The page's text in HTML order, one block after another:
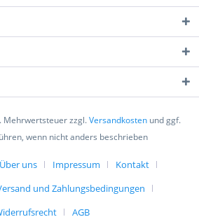
zu. *
Felder sind Pflichtfelder.
Mehrwertsteuer zzgl.Versandkosten und ggf.
wenn nicht anders beschrieben
Über uns Impressum
Kontakt
und Zahlungsbedingungen
AGB